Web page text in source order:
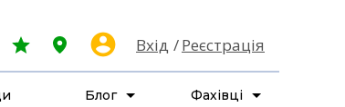
Вхід Реєстрація
Блог Фахівці